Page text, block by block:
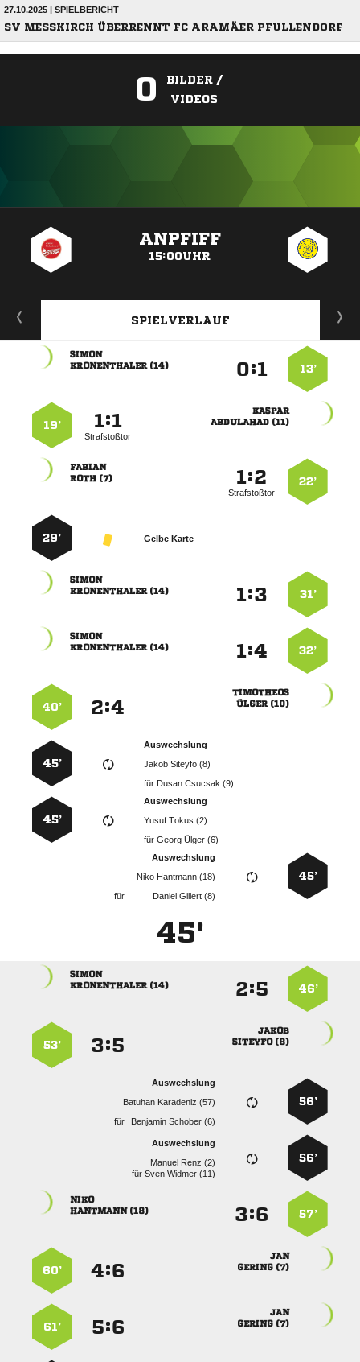
27.10.2025 | SPIELBERICHT
SV MESSKIRCH ÜBERRENNT FC ARAMÄER PFULLENDORF
0
BILDER /
VIDEOS
ANPFIFF
15:00UHR
SPIELVERLAUF
13’
:

 

 
:
Strafstoßtor
19’
22’
:
Strafstoßtor

 
Gelbe Karte
29’
31’
:

 
32’
:

 

 
:
40’
Auswechslung
  
für   
45’
Auswechslung
  
für  
45’
45’
Auswechslung
  
für
  
45'
46’
:

 

 
:
53’
56’
Auswechslung
  
für
  
56’
Auswechslung
  
für  
57’
:

 

 
:
60’

 
:
61’